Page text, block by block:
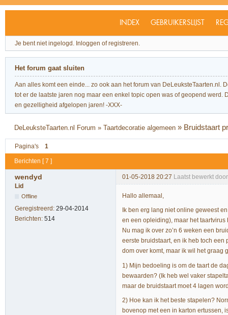
INDEX GEBRUIKERSLIJST
Je bent niet ingelogd. Inloggen of registreren.
Het forum gaat sluiten
Aan alles komt een einde... zo ook aan het forum van
tot er de laatste jaren nog maar een enkel topic open was of geopend
en gezelligheid afgelopen jaren! -XXX-
DeLeuksteTaarten.nl Forum »Taartdecoratie algemeen » Bruidstaart
Pagina's 1
Berichten [ 7 ]
wendyd 01-05-2018 20:27 Laatst bewerkt
Lid
Offline
Geregistreerd: 29-04-2014
Berichten: 514
Hallo allemaal,
Ik ben erg lang niet online geweest
en een opleiding), maar het
Nu mag ik over zo’n 6 weken een
eerste bruidstaart, en ik heb toch
dom over komt, maar ik wil het graag
1) Mijn bedoeling is om de taart de
bewaarden? (Ik heb wel vaker
maar de bruidstaart moet 4 lagen
2) Hoe kan ik het beste stapelen?
bovenop met een in karton ertussen,